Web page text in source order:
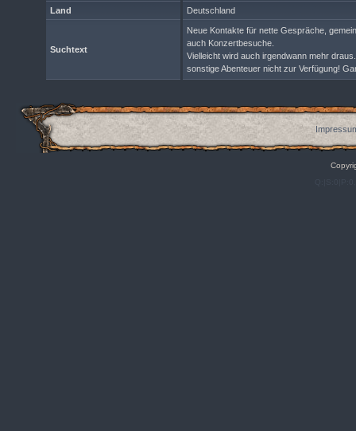
Land Deutschland
Suchtext
Neue Kontakte für nette Gespräche,
auch Konzertbesuche.
Vielleicht wird auch irgendwann mehr
sonstige Abenteuer nicht zur Verfügung!